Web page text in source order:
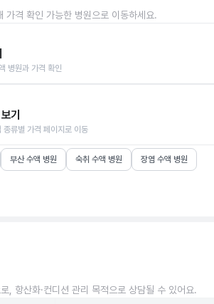
가격 확인 가능한 병원으로 이동하세요.
병원과 가격 확인
기
종류별 가격 페이지로 이동
부산 수액 병원 숙취 수액 병원 장염 수액 병원
, 항산화·컨디션 관리 목적으로 상담될 수 있어요.